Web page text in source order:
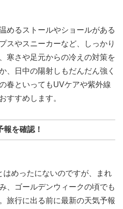
めるストールやショールがある
スやスニーカーなど、しっかり
寒さや足元からの冷えの対策を
、日中の陽射しもだんだん強く
春といってもUVケアや紫外線
すすめします。
を確認！
めったにないのですが、まれ
、ゴールデンウィークの頃でも
旅行に出る前に最新の天気予報